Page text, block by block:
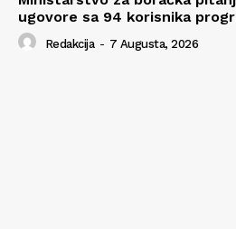
ugovore sa 94 korisnika
Redakcija - 7 Augusta, 2026